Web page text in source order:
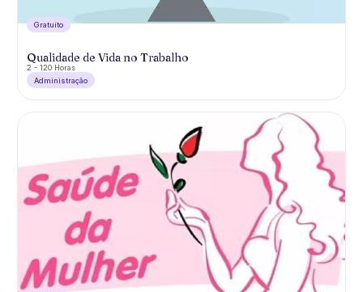
Gratuíto
Qualidade de Vida no Trabalho
2 - 120 Horas
Administração